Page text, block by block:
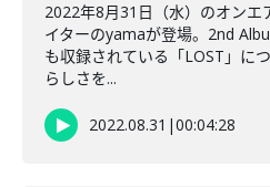
2022年8月31日（水）のオンエ
イターのyamaが登場。2nd
も収録されている「LOST」に
らしさを...
2022.08.31 |00:04:28